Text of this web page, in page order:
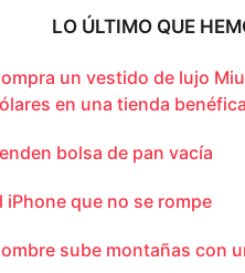
LO ÚLTIMO QUE
un vestido de lujo
en una tienda
bolsa de pan vacía
iPhone que no se rompe
sube montañas con